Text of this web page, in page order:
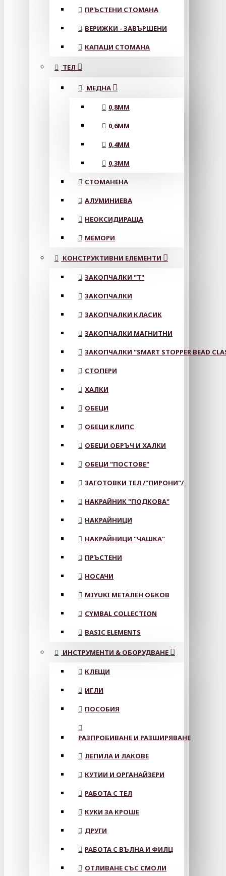
ПРЪСТЕНИ СТОМАНА
ВЕРИЖКИ - ЗАВЪРШЕНИ
КАПАЦИ СТОМАНА
ТЕЛ
МЕДНА
0,8MM
0,6MM
0,4MM
0,3MM
СТОМАНЕНА
АЛУМИНИЕВА
НЕОКСИДИРАЩА
МЕМОРИ
КОНСТРУКТИВНИ ЕЛЕМЕНТИ
ЗАКОПЧАЛКИ "Т"
ЗАКОПЧАЛКИ
ЗАКОПЧАЛКИ КЛАСИК
ЗАКОПЧАЛКИ МАГНИТНИ
ЗАКОПЧАЛКИ "SMART STOPPER BEAD
СТОПЕРИ
ХАЛКИ
ОБЕЦИ
ОБЕЦИ КЛИПС
ОБЕЦИ ОБРЪЧ И ХАЛКИ
ОБЕЦИ "ПОСТОВЕ"
ЗАГОТОВКИ ТЕЛ /"ПИРОНИ"/
НАКРАЙНИК "ПОДКОВА"
НАКРАЙНИЦИ
НАКРАЙНИЦИ "ЧАШКА"
ПРЪСТЕНИ
НОСАЧИ
MIYUKI МЕТАЛЕН ОБКОВ
CYMBAL COLLECTION
BASIC ELEMENTS
ИНСТРУМЕНТИ & ОБОРУДВАНЕ
КЛЕЩИ
ИГЛИ
ПОСОБИЯ
РАЗПРОБИВАНЕ И РАЗШИРЯВАНЕ
ЛЕПИЛА И ЛАКОВЕ
КУТИИ И ОРГАНАЙЗЕРИ
РАБОТА С ТЕЛ
КУКИ ЗА КРОШЕ
ДРУГИ
РАБОТА С ВЪЛНА И ФИЛЦ
ОТЛИВАНЕ СЪС СМОЛИ